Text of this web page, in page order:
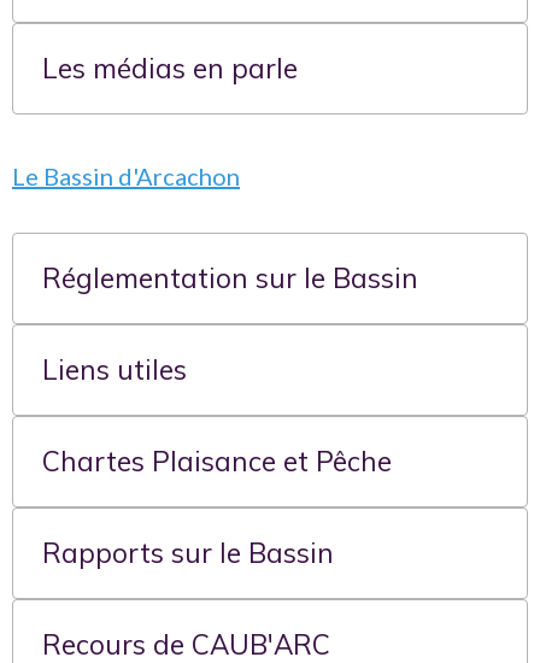
Les médias en parle
Le Bassin d'Arcachon
Réglementation sur le Bassin
Liens utiles
Chartes Plaisance et Pêche
Rapports sur le Bassin
Recours de CAUB'ARC